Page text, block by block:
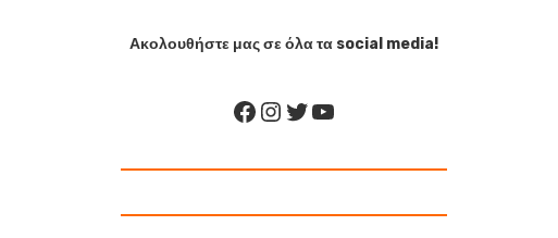
Ακολουθήστε μας σε όλα τα social media!